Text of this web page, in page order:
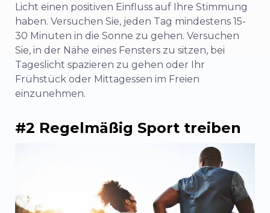
Licht einen positiven Einfluss auf Ihre Stimmung
haben. Versuchen Sie, jeden Tag mindestens 15-
30 Minuten in die Sonne zu gehen. Versuchen
Sie, in der Nähe eines Fensters zu sitzen, bei
Tageslicht spazieren zu gehen oder Ihr
Frühstück oder Mittagessen im Freien
einzunehmen.
#2 Regelmäßig Sport treiben